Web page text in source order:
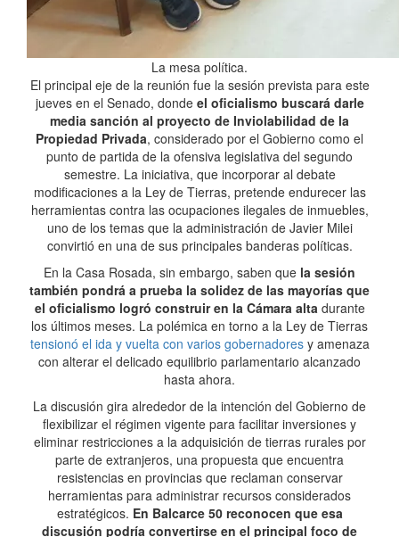
La mesa política.
El principal eje de la reunión fue la sesión prevista para este
jueves en el Senado, donde el oficialismo buscará darle
media sanción al proyecto de Inviolabilidad de la
Propiedad Privada, considerado por el Gobierno como el
punto de partida de la ofensiva legislativa del segundo
semestre. La iniciativa, que incorporar al debate
modificaciones a la Ley de Tierras, pretende endurecer las
herramientas contra las ocupaciones ilegales de inmuebles,
uno de los temas que la administración de Javier Milei
convirtió en una de sus principales banderas políticas.
En la Casa Rosada, sin embargo, saben que la sesión
también pondrá a prueba la solidez de las mayorías que
el oficialismo logró construir en la Cámara altadurante
los últimos meses. La polémica en torno a la Ley de Tierras
tensionó el ida y vuelta con varios gobernadoresy amenaza
con alterar el delicado equilibrio parlamentario alcanzado
hasta ahora.
La discusión gira alrededor de la intención del Gobierno de
flexibilizar el régimen vigente para facilitar inversiones y
eliminar restricciones a la adquisición de tierras rurales por
parte de extranjeros, una propuesta que encuentra
resistencias en provincias que reclaman conservar
herramientas para administrar recursos considerados
estratégicos. En Balcarce 50 reconocen que esa
discusión podría convertirse en el principal foco de